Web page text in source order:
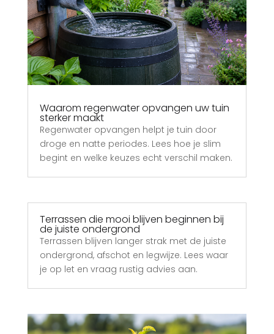
Waarom regenwater opvangen uw tuin
sterker maakt
Regenwater opvangen helpt je tuin door
droge en natte periodes. Lees hoe je slim
begint en welke keuzes echt verschil maken.
Terrassen die mooi blijven beginnen bij
de juiste ondergrond
Terrassen blijven langer strak met de juiste
ondergrond, afschot en legwijze. Lees waar
je op let en vraag rustig advies aan.